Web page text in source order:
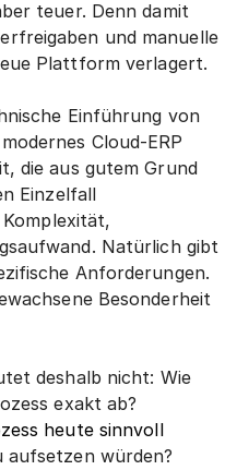
teuer. Denn damit
und manuelle
Plattform verlagert.
Einführung von
Cloud-ERP
die aus gutem Grund
Einzelfall
Natürlich gibt
Anforderungen.
Besonderheit
deshalb nicht: Wie
exakt ab?
heute sinnvoll
aufsetzen würden?